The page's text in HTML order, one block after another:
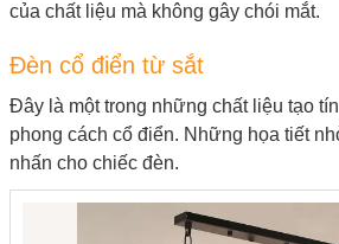
của chất liệu mà không gây chói mắt.
Đèn cổ điển từ sắt
Đây là một trong những chất liệu tạo
phong cách cổ điển. Những họa tiết
nhấn cho chiếc đèn.